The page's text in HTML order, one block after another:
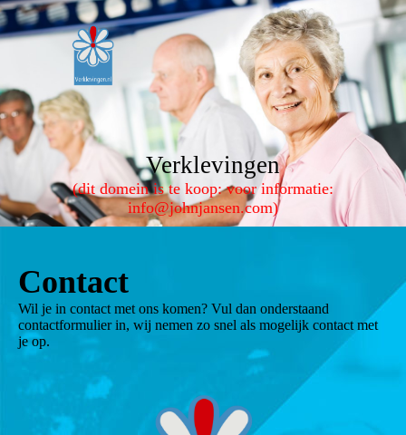
Verklevingen
(dit domein is te koop: voor informatie:
info@johnjansen.com)
Contact
Wil je in contact met ons komen? Vul dan onderstaand
contactformulier in, wij nemen zo snel als mogelijk contact met
je op.